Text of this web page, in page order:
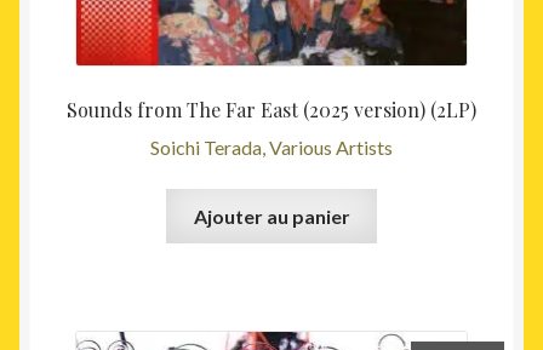
Sounds from The Far East (2025 version) (2LP)
Soichi Terada, Various Artists
Ajouter au panier